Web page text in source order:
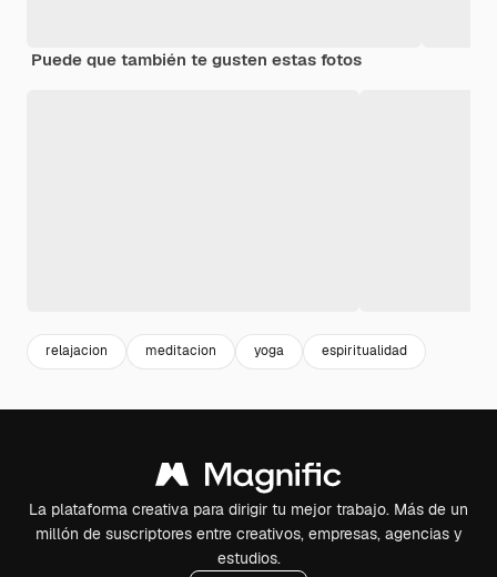
Puede que también te gusten estas fotos
relajacion meditacion yoga espiritualidad
La plataforma creativa para dirigir tu mejor trabajo. Más de un
millón de suscriptores entre creativos, empresas, agencias y
estudios.